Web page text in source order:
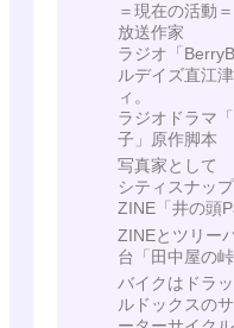
＝現在の活動＝
放送作家
ラジオ「
ルデイズ直江
ィ。
ラジオドラマ
子」原作脚本
写真家として
シティスナッ
ZINE「井の頭
ZINEとツリー
台「田中屋の峠
バイクはドラ
ルドックスの